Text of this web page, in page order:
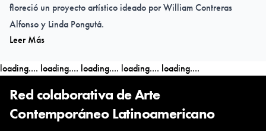
floreció un proyecto artístico ideado por William Contreras
Alfonso y Linda Pongutá.
nacional de telecomunicaciones a la que, como muchas,
destruyó la corrupción, son el escenario de la exposición
colectiva 'NULL', que abrió el pasado 5 de octubre y estará
abierta hasta el 2 de noviembre.
Leer Más
loading.... loading.... loading.... loading.... loading....
Red colaborativa de Arte
Contemporáneo Latinoamericano